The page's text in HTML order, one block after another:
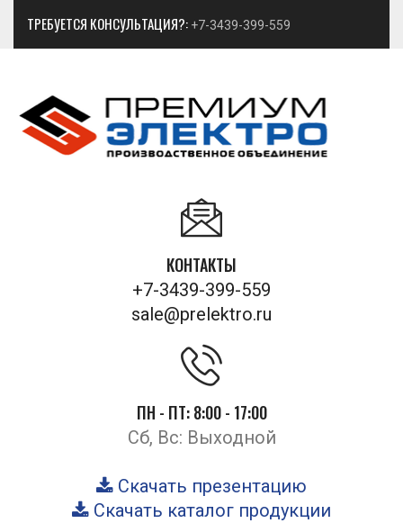
ТРЕБУЕТСЯ КОНСУЛЬТАЦИЯ?: +7-3439-399-559
КОНТАКТЫ
+7-3439-399-559
sale@prelektro.ru
ПН - ПТ: 8:00 - 17:00
Сб, Вс: Выходной
Скачать презентацию
Скачать каталог продукции